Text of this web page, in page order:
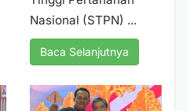
Nasional (STPN) ...
Baca Selanjutnya